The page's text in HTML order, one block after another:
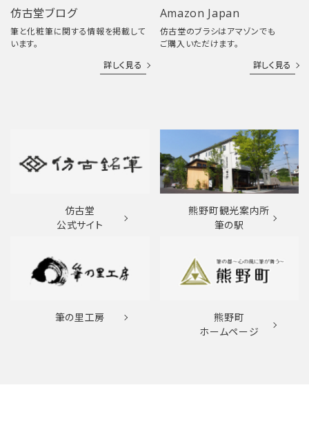
仿古堂ブログ
筆と化粧筆に関する情報を掲載して
います。
詳しく見る
Amazon Japan
仿古堂のブラシはアマゾンでも
ご購入いただけます。
詳しく見る
仿古堂
公式サイト
熊野町観光案内所
筆の駅
筆の里工房
熊野町
ホームページ